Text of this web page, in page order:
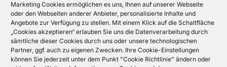
Marketing Cookies ermöglichen es uns, Ihnen auf unserer Webseite
oder den Webseiten anderer Anbieter, personalisierte Inhalte und
Angebote zur Verfügung zu stellen. Mit einem Klick auf die Schaltfläche
„Cookies akzeptieren“ erlauben Sie uns die Datenverarbeitung durch
sämtliche dieser Cookies durch uns oder unsere technologischen
Partner, ggf. auch zu eigenen Zwecken. Ihre Cookie-Einstellungen
können Sie jederzeit unter dem Punkt "Cookie Richtlinie" ändern oder